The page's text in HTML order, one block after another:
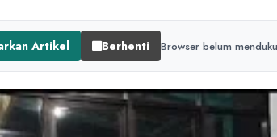
Artikel Berhenti Browser belum